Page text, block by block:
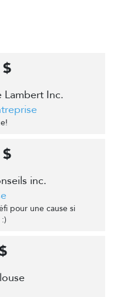
Lambert Inc.
inc.
pour une cause si